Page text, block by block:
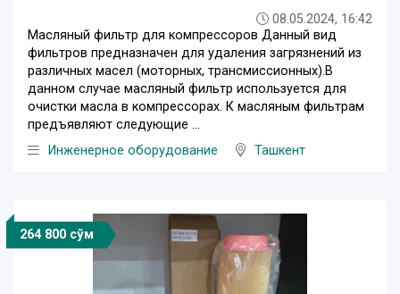
08.05.2024, 16:42
Масляный фильтр для компрессоров Данный вид
фильтров предназначен для удаления загрязнений из
различных масел (моторных, трансмиссионных).В
данном случае масляный фильтр используется для
очистки масла в компрессорах. К масляным фильтрам
предъявляют следующие ...
Инженерное оборудование
Ташкент
264 800 сўм